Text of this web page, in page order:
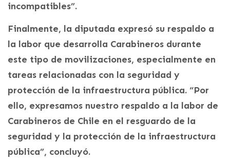
incompatibles”.
Finalmente, la diputada expresó su respaldo a
la labor que desarrolla Carabineros durante
este tipo de movilizaciones, especialmente en
tareas relacionadas con la seguridad y
protección de la infraestructura pública. “Por
ello, expresamos nuestro respaldo a la labor de
Carabineros de Chile en el resguardo de la
seguridad y la protección de la infraestructura
pública”, concluyó.